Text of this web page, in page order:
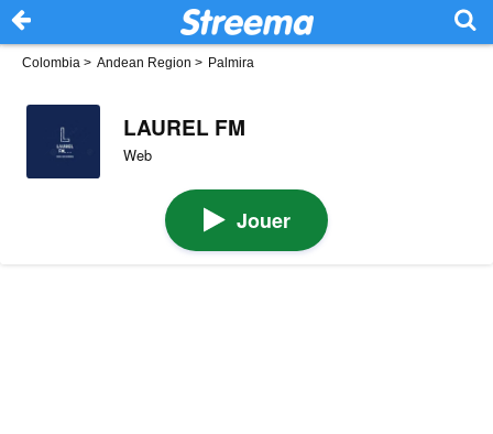
Colombia > Andean Region > Palmira
LAUREL FM
Web
Jouer